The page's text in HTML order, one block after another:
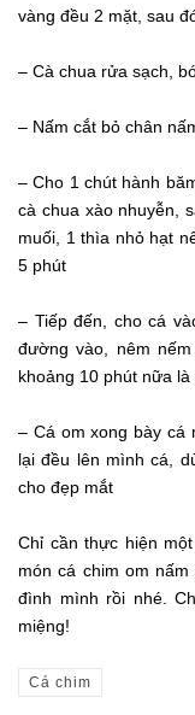
vàng đều 2 mặt, sau
– Cà chua rửa sạch,
– Nấm cắt bỏ chân
– Cho 1 chút hành
cà chua xào nhuyễn,
muối, 1 thìa nhỏ hạt
5 phút
– Tiếp đến, cho cá
đường vào, nêm
khoảng 10 phút nữa
– Cá om xong bày cá
lại đều lên mình cá,
cho đẹp mắt
Chỉ cần thực hiện
món cá chim om
đình mình rồi nhé.
miệng!
Cá chim